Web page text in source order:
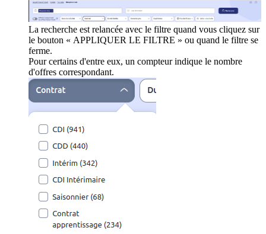
La recherche est relancée avec le filtre quand vous cliquez sur
le bouton « APPLIQUER LE FILTRE » ou quand le filtre se
ferme.
Pour certains d'entre eux, un compteur indique le nombre
d'offres correspondant.